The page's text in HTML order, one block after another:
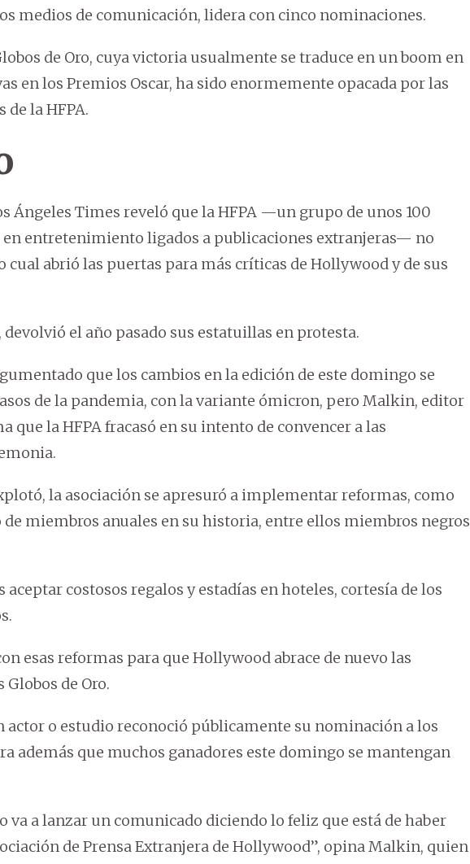
medios de comunicación, lidera con cinco nominaciones.
de Oro, cuya victoria usualmente se traduce en un boom en
en los Premios Oscar, ha sido enormemente opacada por las
de la HFPA.
Ángeles Times reveló que la HFPA —un grupo de unos 100
en entretenimiento ligados a publicaciones extranjeras— no
cual abrió las puertas para más críticas de Hollywood y de sus
el año pasado sus estatuillas en protesta.
que los cambios en la edición de este domingo se
de la pandemia, con la variante ómicron, pero Malkin, editor
que la HFPA fracasó en su intento de convencer a las
la asociación se apresuró a implementar reformas, como
miembros anuales en su historia, entre ellos miembros negros
costosos regalos y estadías en hoteles, cortesía de los
esas reformas para que Hollywood abrace de nuevo las
de Oro.
actor o estudio reconoció públicamente su nominación a los
además que muchos ganadores este domingo se mantengan
va a lanzar un comunicado diciendo lo feliz que está de haber
de Prensa Extranjera de Hollywood”, opina Malkin, quien